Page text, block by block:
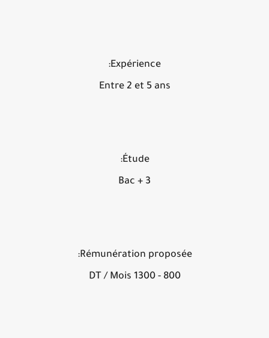
Expérience:
Entre 2 et 5 ans
Étude:
Bac + 3
Rémunération proposée:
800 - 1300 DT / Mois